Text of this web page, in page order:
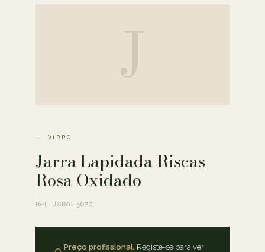
J
VIDRO
Jarra Lapidada Riscas
Rosa Oxidado
Ref. JAR01.5670
Preço profissional. Registe-se para ver